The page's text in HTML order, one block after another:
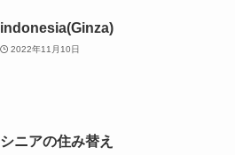
indonesia(Ginza)
2022年11月10日
シニアの住み替え